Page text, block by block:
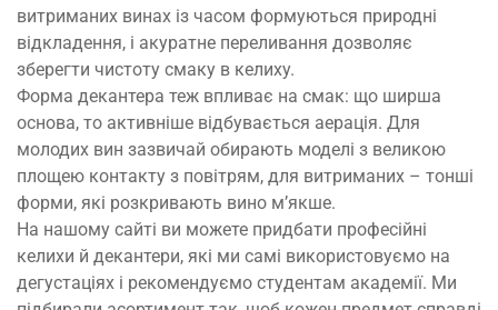
витриманих винах із часом формуються природні
відкладення, і акуратне переливання дозволяє
зберегти чистоту смаку в келиху.
Форма декантера теж впливає на смак: що ширша
основа, то активніше відбувається аерація. Для
молодих вин зазвичай обирають моделі з великою
площею контакту з повітрям, для витриманих – тонші
форми, які розкривають вино м’якше.
На нашому сайті ви можете придбати професійні
келихи й декантери, які ми самі використовуємо на
дегустаціях і рекомендуємо студентам академії. Ми